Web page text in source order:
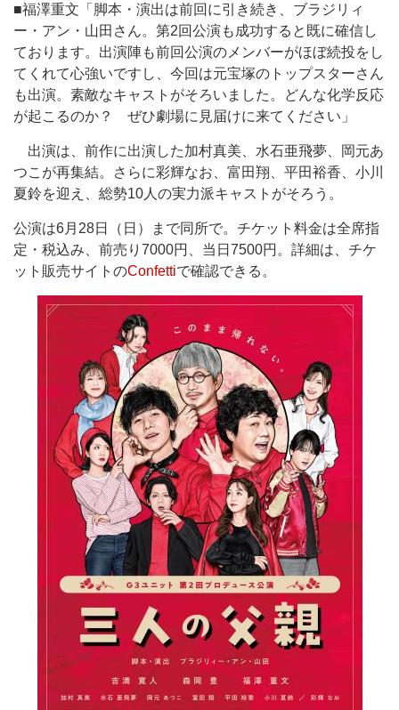
■福澤重文「脚本・演出は前回に引き続き、ブラジリィ
ー・アン・山田さん。第2回公演も成功すると既に確信し
ております。出演陣も前回公演のメンバーがほぼ続投をし
てくれて心強いですし、今回は元宝塚のトップスターさん
も出演。素敵なキャストがそろいました。どんな化学反応
が起こるのか？ ぜひ劇場に見届けに来てください」
出演は、前作に出演した加村真美、水石亜飛夢、岡元あ
つこが再集結。さらに彩輝なお、富田翔、平田裕香、小川
夏鈴を迎え、総勢10人の実力派キャストがそろう。
公演は6月28日（日）まで同所で。チケット料金は全席指
定・税込み、前売り7000円、当日7500円。詳細は、チケ
ット販売サイトのConfettiで確認できる。